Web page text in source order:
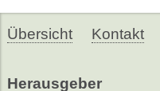
Übersicht Kontakt
Herausgeber